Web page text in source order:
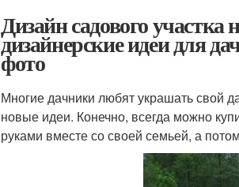
Дизайн садового
дизайнерские идеи для
фото
Многие дачники любят украшать свой
новые идеи. Конечно, всегда можно
руками вместе со своей семьей, а